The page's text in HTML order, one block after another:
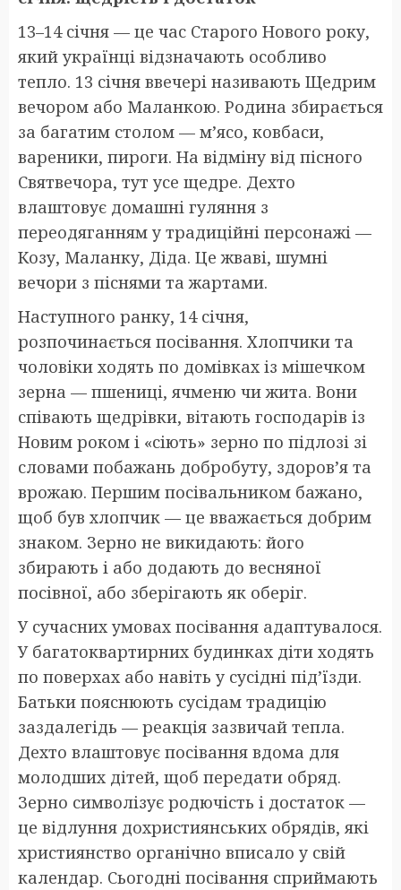
13–14 січня — це час Старого Нового року,
який українці відзначають особливо
тепло. 13 січня ввечері називають Щедрим
вечором або Маланкою. Родина збирається
за багатим столом — м’ясо, ковбаси,
вареники, пироги. На відміну від пісного
Святвечора, тут усе щедре. Дехто
влаштовує домашні гуляння з
переодяганням у традиційні персонажі —
Козу, Маланку, Діда. Це жваві, шумні
вечори з піснями та жартами.
Наступного ранку, 14 січня,
розпочинається посівання. Хлопчики та
чоловіки ходять по домівках із мішечком
зерна — пшениці, ячменю чи жита. Вони
співають щедрівки, вітають господарів із
Новим роком і «сіють» зерно по підлозі зі
словами побажань добробуту, здоров’я та
врожаю. Першим посівальником бажано,
щоб був хлопчик — це вважається добрим
знаком. Зерно не викидають: його
збирають і або додають до весняної
посівної, або зберігають як оберіг.
У сучасних умовах посівання адаптувалося.
У багатоквартирних будинках діти ходять
по поверхах або навіть у сусідні під’їзди.
Батьки пояснюють сусідам традицію
заздалегідь — реакція зазвичай тепла.
Дехто влаштовує посівання вдома для
молодших дітей, щоб передати обряд.
Зерно символізує родючість і достаток —
це відлуння дохристиянських обрядів, які
християнство органічно вписало у свій
календар. Сьогодні посівання сприймають